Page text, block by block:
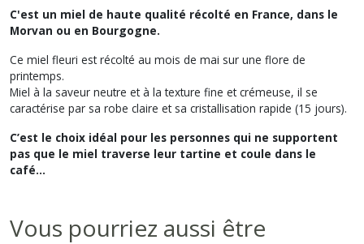
C'est un miel de haute qualité récolté en France, dans le
Morvan ou en Bourgogne.
Ce miel fleuri est récolté au mois de mai sur une flore de
printemps.
Miel à la saveur neutre et à la texture fine et crémeuse, il se
caractérise par sa robe claire et sa cristallisation rapide (15 jours).
C’est le choix idéal pour les personnes qui ne supportent
pas que le miel traverse leur tartine et coule dans le
café…
Vous pourriez aussi être